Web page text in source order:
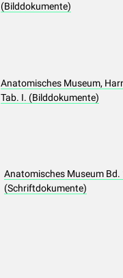
(Bilddokumente)
Anatomisches Museum,
Tab. I. (Bilddokumente)
Anatomisches Museum Bd.
(Schriftdokumente)